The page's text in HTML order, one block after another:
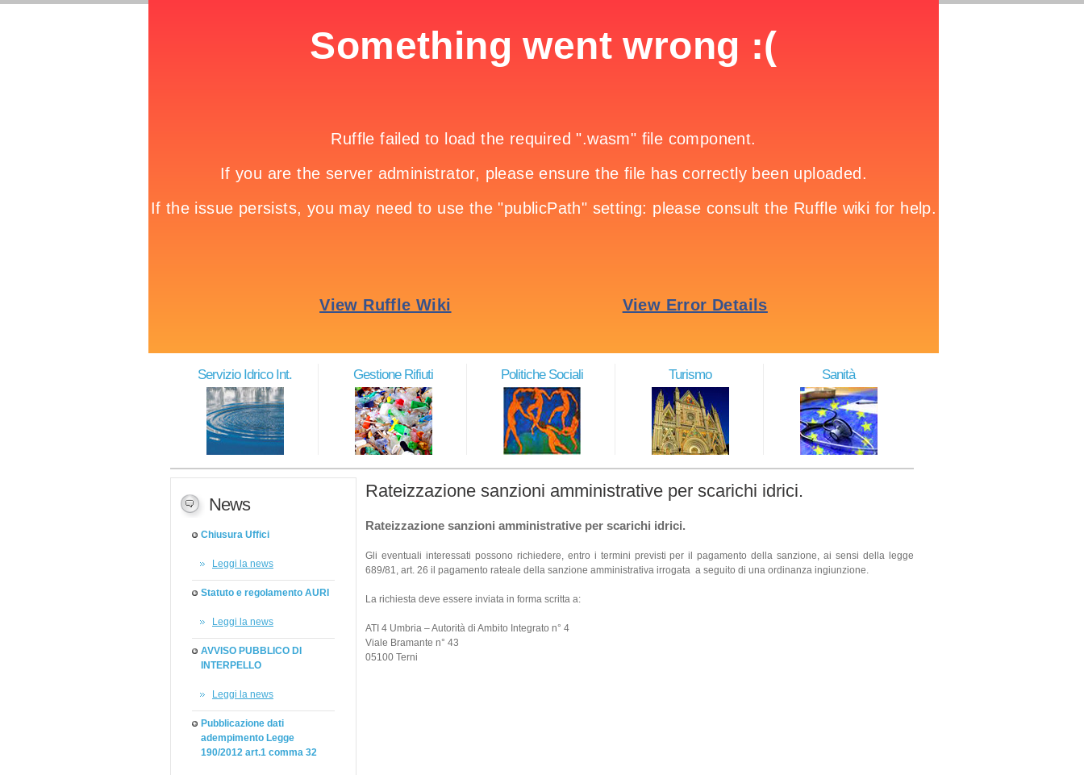
Servizio Idrico Int. Gestione Rifiuti Politiche Sociali Turismo Sanità
News
Chiusura Uffici
Leggi la news
Statuto e regolamento AURI
Leggi la news
AVVISO PUBBLICO DI
INTERPELLO
Leggi la news
Pubblicazione dati
adempimento Legge
190/2012 art.1 comma 32
Rateizzazione sanzioni amministrative per scarichi idrici.
Rateizzazione sanzioni amministrative per scarichi idrici.
Gli eventuali interessati possono richiedere, entro i termini previsti per il pagamento della sanzione, ai sensi della legge
689/81, art. 26 il pagamento rateale della sanzione amministrativa irrogata a seguito di una ordinanza ingiunzione.
La richiesta deve essere inviata in forma scritta a:
ATI 4 Umbria – Autorità di Ambito Integrato n° 4
Viale Bramante n° 43
05100 Terni